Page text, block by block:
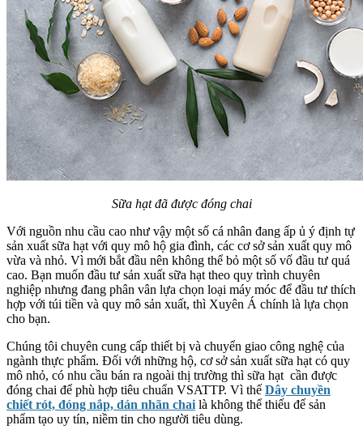
Sữa hạt đã được đóng chai
Với nguồn nhu cầu cao như vậy một số cá nhân đang ấp ủ ý định tự
sản xuất sữa hạt với quy mô hộ gia đình, các cơ sở sản xuất quy mô
vừa và nhỏ. Vì mới bắt đầu nên không thể bỏ một số vố đầu tư quá
cao. Bạn muốn đầu tư sản xuất sữa hạt theo quy trình chuyên
nghiệp nhưng đang phân vân lựa chọn loại máy móc để đầu tư thích
hợp với túi tiền và quy mô sản xuất, thì Xuyên Á chính là lựa chọn
cho bạn.
Chúng tôi chuyên cung cấp thiết bị và chuyển giao công nghệ của
ngành thực phẩm. Đối với những hộ, cơ sở sản xuất sữa hạt có quy
mô nhỏ, có nhu cầu bán ra ngoài thị trường thì sữa hạt cần được
đóng chai để phù hợp tiêu chuẩn VSATTP. Vì thế Dây chuyền
chiết rót, đóng nắp, dán nhãn chai là không thể thiếu để sản
phẩm tạo uy tín, niềm tin cho người tiêu dùng.